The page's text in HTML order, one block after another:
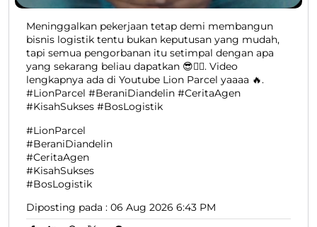
Meninggalkan pekerjaan tetap demi membangun
bisnis logistik tentu bukan keputusan yang mudah,
tapi semua pengorbanan itu setimpal dengan apa
yang sekarang beliau dapatkan 😎👍🏻. Video
lengkapnya ada di Youtube Lion Parcel yaaaa 🔥.
#LionParcel #BeraniDiandelin #CeritaAgen
#KisahSukses #BosLogistik
#LionParcel
#BeraniDiandelin
#CeritaAgen
#KisahSukses
#BosLogistik
Diposting pada : 06 Aug 2026 6:43 PM